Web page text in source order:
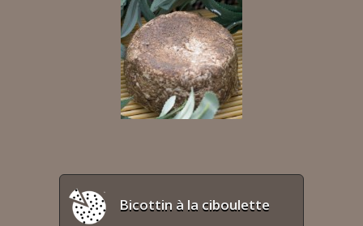
Bicottin à la ciboulette